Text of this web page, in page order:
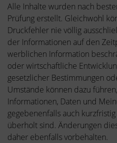
Alle Inhalte wurden nach
Prüfung erstellt. Gleichwohl
Druckfehler nie völlig
der Informationen auf den
werblichen Information
oder wirtschaftliche
gesetzlicher Bestimmungen
Umstände können dazu
Informationen, Daten und
gegebenenfalls auch
überholt sind. Änderungen
daher ebenfalls vorbehalten.